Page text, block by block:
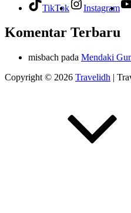
TikTok Instagram
Komentar Terbaru
misbach pada Mendaki
Copyright © 2026 Travelidh |